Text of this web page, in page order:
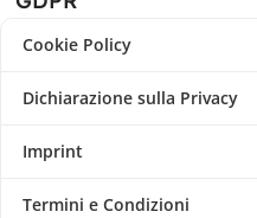
Cookie Policy
Dichiarazione sulla Privacy
Imprint
Termini e Condizioni